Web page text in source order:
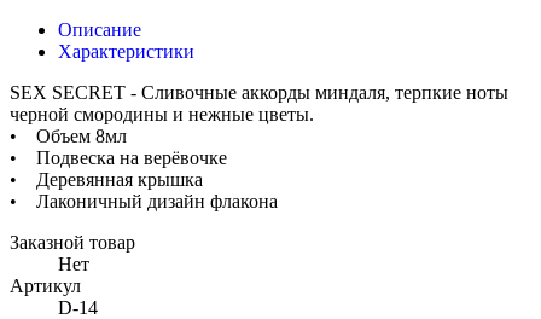
Описание
Характеристики
SEX SECRET - Сливочные аккорды миндаля, терпкие ноты
черной смородины и нежные цветы.
• Объем 8мл
• Подвеска на верёвочке
• Деревянная крышка
• Лаконичный дизайн флакона
Заказной товар
Нет
Артикул
D-14